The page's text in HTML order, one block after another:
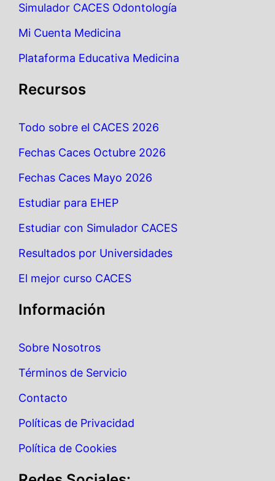
Simulador CACES Odontología
Mi Cuenta Medicina
Plataforma Educativa Medicina
Recursos
Todo sobre el CACES 2026
Fechas Caces Octubre 2026
Fechas Caces Mayo 2026
Estudiar para EHEP
Estudiar con Simulador CACES
Resultados por Universidades
El mejor curso CACES
Información
Sobre Nosotros
Términos de Servicio
Contacto
Políticas de Privacidad
Política de Cookies